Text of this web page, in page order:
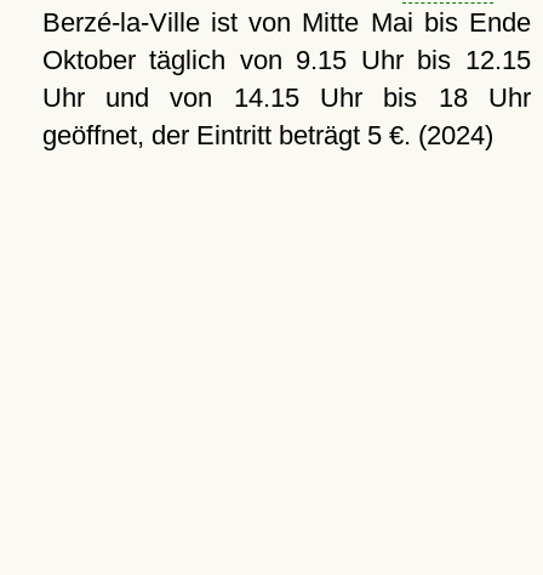
Berzé-la-Ville ist von Mitte Mai bis Ende
Oktober täglich von 9.15 Uhr bis 12.15
Uhr und von 14.15 Uhr bis 18 Uhr
geöffnet, der Eintritt beträgt 5 €. (2024)